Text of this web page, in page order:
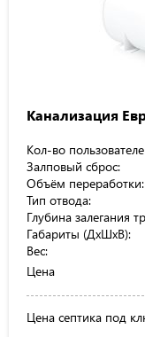
Канализация
Кол-во
Залповый сброс:
Объём переработки:
Тип отвода:
Глубина залегания
Габариты (ДхШхВ):
Вес:
Цена
Цена септика под